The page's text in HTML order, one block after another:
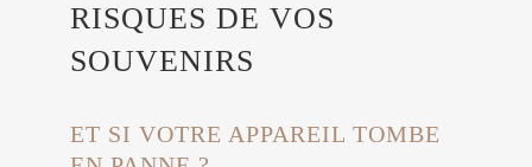
RISQUES DE VOS
SOUVENIRS
ET SI VOTRE APPAREIL TOMBE